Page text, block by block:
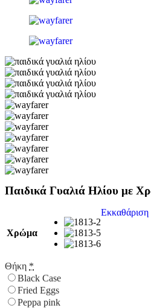
Παιδικά Γυαλιά Ηλίου με
Χρώμα
Εκκαθάριση
Θήκη *
Black Case
Fried Eggs
Peppa pink